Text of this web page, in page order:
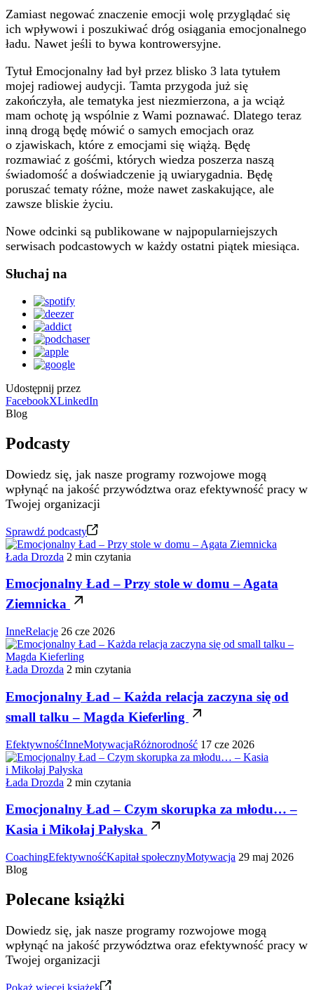
Zamiast negować znaczenie emocji wolę przyglądać się
ich wpływowi i poszukiwać dróg osiągania emocjonalnego
ładu. Nawet jeśli to bywa kontrowersyjne.
Tytuł Emocjonalny ład był przez blisko 3 lata tytułem
mojej radiowej audycji. Tamta przygoda już się
zakończyła, ale tematyka jest niezmierzona, a ja wciąż
mam ochotę ją wspólnie z Wami poznawać. Dlatego teraz
inną drogą będę mówić o samych emocjach oraz
o zjawiskach, które z emocjami się wiążą. Będę
rozmawiać z gośćmi, których wiedza poszerza naszą
świadomość a doświadczenie ją uwiarygadnia. Będę
poruszać tematy różne, może nawet zaskakujące, ale
zawsze bliskie życiu.
Nowe odcinki są publikowane w najpopularniejszych
serwisach podcastowych w każdy ostatni piątek miesiąca.
Słuchaj na
Udostępnij przez
FacebookXLinkedIn
Blog
Podcasty
Dowiedz się, jak nasze programy rozwojowe mogą
wpłynąć na jakość przywództwa oraz efektywność pracy w
Twojej organizacji
Sprawdź podcasty
Łada Drozda 2 min czytania
Emocjonalny Ład – Przy stole w domu – Agata
Ziemnicka
InneRelacje 26 cze 2026
Łada Drozda 2 min czytania
Emocjonalny Ład – Każda relacja zaczyna się od
small talku – Magda Kieferling
EfektywnośćInneMotywacjaRóżnorodność 17 cze 2026
Łada Drozda 2 min czytania
Emocjonalny Ład – Czym skorupka za młodu… –
Kasia i Mikołaj Pałyska
CoachingEfektywnośćKapitał społecznyMotywacja 29 maj 2026
Blog
Polecane książki
Dowiedz się, jak nasze programy rozwojowe mogą
wpłynąć na jakość przywództwa oraz efektywność pracy w
Twojej organizacji
Pokaż więcej książek